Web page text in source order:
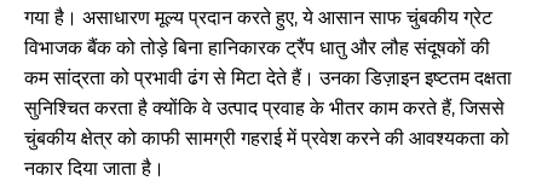
गया है। असाधारण मूल्य प्रदान करते हुए, ये आसान साफ ​​चुंबकीय ग्रेट
विभाजक बैंक को तोड़े बिना हानिकारक ट्रैंप धातु और लौह संदूषकों की
कम सांद्रता को प्रभावी ढंग से मिटा देते हैं। उनका डिज़ाइन इष्टतम दक्षता
सुनिश्चित करता है क्योंकि वे उत्पाद प्रवाह के भीतर काम करते हैं, जिससे
चुंबकीय क्षेत्र को काफी सामग्री गहराई में प्रवेश करने की आवश्यकता को
नकार दिया जाता है।